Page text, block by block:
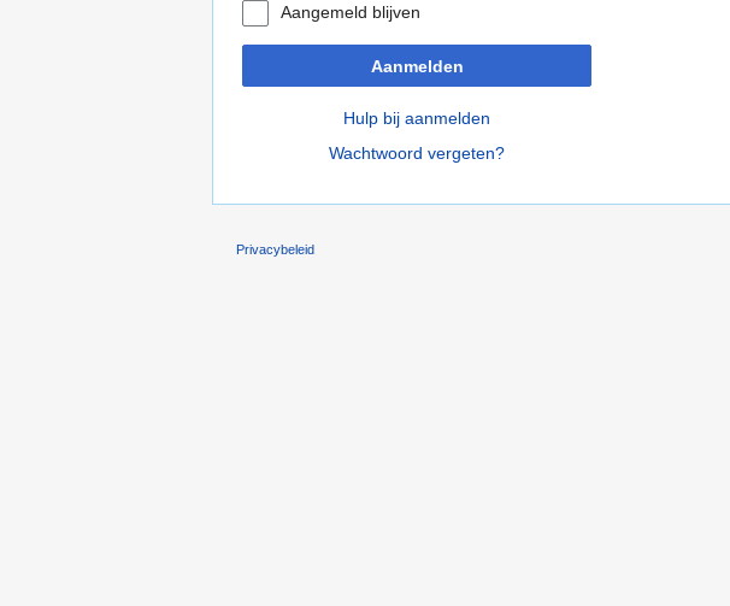
Aangemeld blijven
Aanmelden
Hulp bij aanmelden
Wachtwoord vergeten?
Privacybeleid